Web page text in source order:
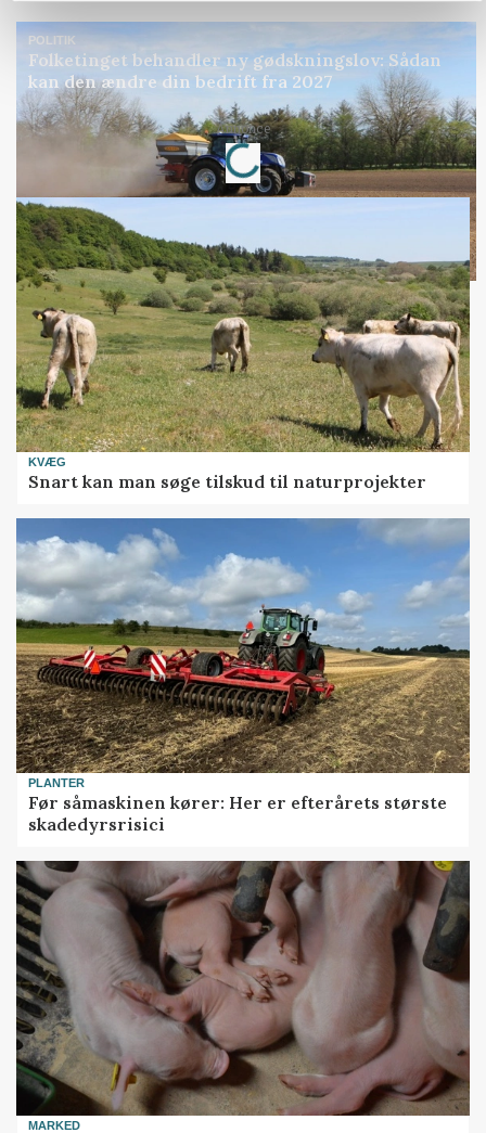
POLITIK
Folketinget behandler ny gødskningslov: Sådan
kan den ændre din bedrift fra 2027
Annonce
Loading...
KVÆG
Snart kan man søge tilskud til naturprojekter
PLANTER
Før såmaskinen kører: Her er efterårets største
skadedyrsrisici
MARKED